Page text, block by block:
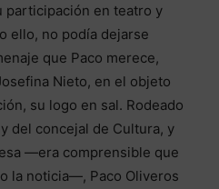
participación en teatro y
ello, no podía dejarse
que Paco merece,
Nieto, en el objeto
su logo en sal. Rodeado
del concejal de Cultura, y
—era comprensible que
la noticia—, Paco Oliveros